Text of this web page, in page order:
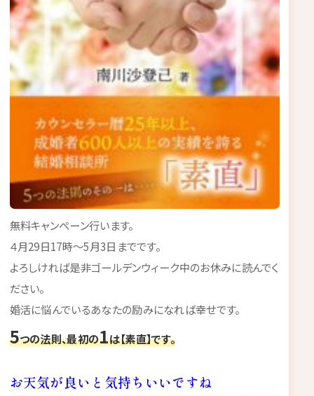
無料キャンペーン行います。
４月29日17時～5月3日までです。
よろしければ是非ゴールデンウィーク中のお休みに読んでく
ださい。
婚活に悩んでいるあなたの励みになれば幸せです。
5つの法則、最初の1は【素直】です。
お天気が良いと気持ちいいですね